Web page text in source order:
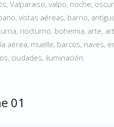
Valparaiso, valpo, noche,
vistas aéreas, barrio,
nocturno, bohemia, arte,
aérea, muelle, barcos, naves,
ciudades, iluminación
01